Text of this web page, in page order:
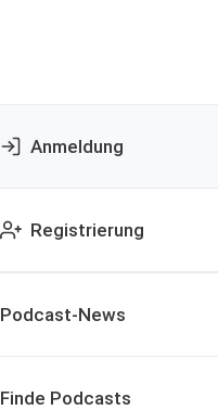
Anmeldung
Registrierung
Podcast-News
Finde Podcasts